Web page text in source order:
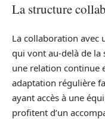
La structure
La collaboration avec
qui vont au-delà de la
une relation continue
adaptation régulière
ayant accès à une
profitent d’un